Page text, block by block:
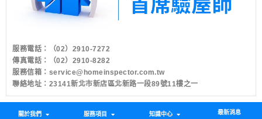
服務電話：
（02）2910-7272
傳真電話：（02）2910-8282
服務信箱： service@homeinspector.com.tw
聯絡地址：23141新北市新店區北新路一段89號11樓之一
關於我們 服務項目 知識中心 最新消息